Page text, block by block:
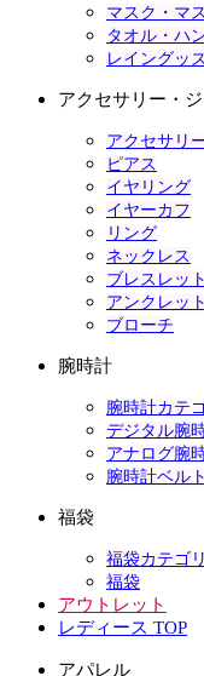
マスク・マ
タオル・ハ
レイングッ
アクセサリー・
アクセサリ
ピアス
イヤリング
イヤーカフ
リング
ネックレス
ブレスレット
アンクレット
ブローチ
腕時計
腕時計カテ
デジタル腕
アナログ腕
腕時計ベル
福袋
福袋カテゴ
福袋
アウトレット
レディース TOP
アパレル